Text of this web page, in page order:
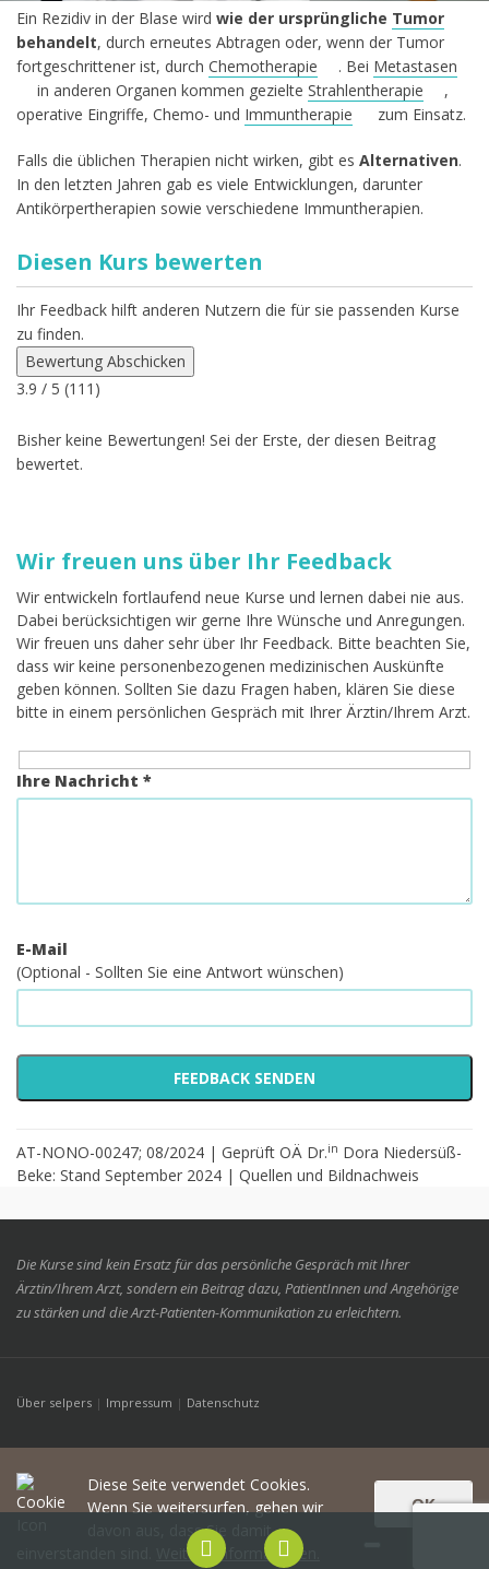
Ein Rezidiv in der Blase wird wie der ursprüngliche Tumor
behandelt, durch erneutes Abtragen oder, wenn der Tumor
fortgeschrittener ist, durch Chemotherapie . Bei Metastasen
in anderen Organen kommen gezielte Strahlentherapie
,
operative Eingriffe, Chemo- und Immuntherapie zum Einsatz.
Falls die üblichen Therapien nicht wirken, gibt es Alternativen.
In den letzten Jahren gab es viele Entwicklungen, darunter
Antikörpertherapien sowie verschiedene Immuntherapien.
Diesen Kurs bewerten
Ihr Feedback hilft anderen Nutzern die für sie passenden Kurse
zu finden.
Bewertung Abschicken
3.9 / 5 (111 )
Bisher keine Bewertungen! Sei der Erste, der diesen Beitrag
bewertet.
Wir freuen uns über Ihr Feedback
Wir entwickeln fortlaufend neue Kurse und lernen dabei nie aus.
Dabei berücksichtigen wir gerne Ihre Wünsche und Anregungen.
Wir freuen uns daher sehr über Ihr Feedback. Bitte beachten Sie,
dass wir keine personenbezogenen medizinischen Auskünfte
geben können. Sollten Sie dazu Fragen haben, klären Sie diese
bitte in einem persönlichen Gespräch mit Ihrer Ärztin/Ihrem Arzt.
Ihre Nachricht *
E-Mail
(Optional - Sollten Sie eine Antwort wünschen)
AT-NONO-00247; 08/2024 | Geprüft OÄ Dr.in Dora Niedersüß-
Beke: Stand September 2024 | Quellen und Bildnachweis
Die Kurse sind kein Ersatz für das persönliche Gespräch mit Ihrer
Ärztin/Ihrem Arzt, sondern ein Beitrag dazu, PatientInnen und Angehörige
zu stärken und die Arzt-Patienten-Kommunikation zu erleichtern.
Über selpers | Impressum | Datenschutz
Diese Seite verwendet Cookies.
Wenn Sie weitersurfen, gehen wir
davon aus, dass Sie damit
Weitere Informationen.
OK